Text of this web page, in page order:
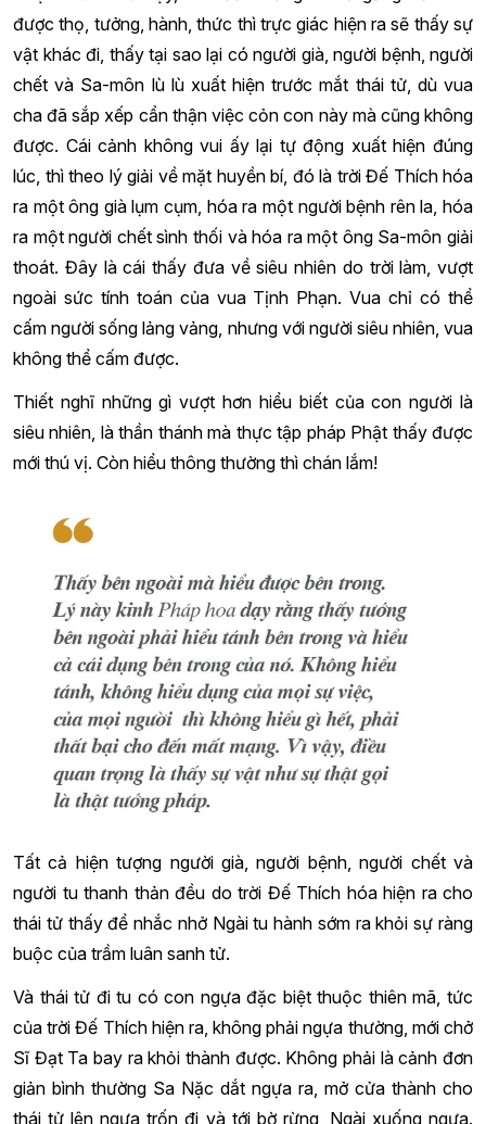
được thọ, tưởng, hành, thức thì trực giác hiện ra sẽ thấy sự
vật khác đi, thấy tại sao lại có người già, người bệnh, người
chết và Sa-môn lù lù xuất hiện trước mắt thái tử, dù vua
cha đã sắp xếp cẩn thận việc cỏn con này mà cũng không
được. Cái cảnh không vui ấy lại tự động xuất hiện đúng
lúc, thì theo lý giải về mặt huyền bí, đó là trời Đế Thích hóa
ra một ông già lụm cụm, hóa ra một người bệnh rên la, hóa
ra một người chết sình thối và hóa ra một ông Sa-môn giải
thoát. Đây là cái thấy đưa về siêu nhiên do trời làm, vượt
ngoài sức tính toán của vua Tịnh Phạn. Vua chỉ có thể
cấm người sống lảng vảng, nhưng với người siêu nhiên, vua
không thể cấm được.
Thiết nghĩ những gì vượt hơn hiểu biết của con người là
siêu nhiên, là thần thánh mà thực tập pháp Phật thấy được
mới thú vị. Còn hiểu thông thường thì chán lắm!
Tất cả hiện tượng người già, người bệnh, người chết và
người tu thanh thản đều do trời Đế Thích hóa hiện ra cho
thái tử thấy để nhắc nhở Ngài tu hành sớm ra khỏi sự ràng
buộc của trầm luân sanh tử.
Và thái tử đi tu có con ngựa đặc biệt thuộc thiên mã, tức
của trời Đế Thích hiện ra, không phải ngựa thường, mới chở
Sĩ Đạt Ta bay ra khỏi thành được. Không phải là cảnh đơn
giản bình thường Sa Nặc dắt ngựa ra, mở cửa thành cho
thái tử lên ngựa trốn đi và tới bờ rừng, Ngài xuống ngựa.